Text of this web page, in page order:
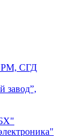
СГД
завод”,